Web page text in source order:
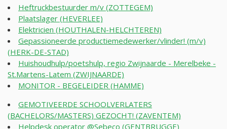
Heftruckbestuurder m/v (ZOTTEGEM)
Plaatslager (HEVERLEE)
Elektricien (HOUTHALEN-HELCHTEREN)
Gepassioneerde productiemedewerker/vlinder! (m/v)
(HERK-DE-STAD)
Huishoudhulp/poetshulp, regio Zwijnaarde - Merelbeke -
St.Martens-Latem (ZWIJNAARDE)
MONITOR - BEGELEIDER (HAMME)
GEMOTIVEERDE SCHOOLVERLATERS
(BACHELORS/MASTERS) GEZOCHT! (ZAVENTEM)
Helpdesk operator @Sebeco (GENTBRUGGE)